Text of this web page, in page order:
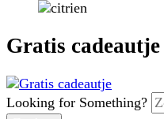
Gratis cadeautje
Looking for Something?